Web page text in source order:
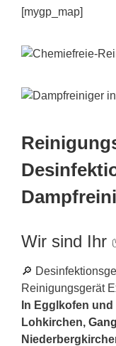
[mygp_map]
Wir sind Ihr
🔎
Reinigungsgerät
In Egglkofen
Lohkirchen,